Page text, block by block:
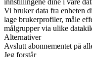
innstillingene dine i våre
Vi bruker data fra enheten
lage brukerprofiler, måle
målgrupper via ulike
Alternativer
Avslutt abonnementet på
Jeg forstår